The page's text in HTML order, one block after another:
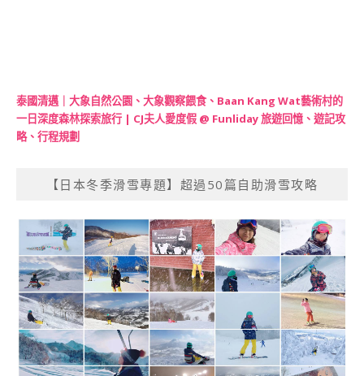
泰國清邁｜大象自然公園、大象觀察餵食、Baan Kang Wat藝術村的
一日深度森林探索旅行 | CJ夫人愛度假 @ Funliday 旅遊回憶、遊記攻
略、行程規劃
【日本冬季滑雪專題】超過50篇自助滑雪攻略